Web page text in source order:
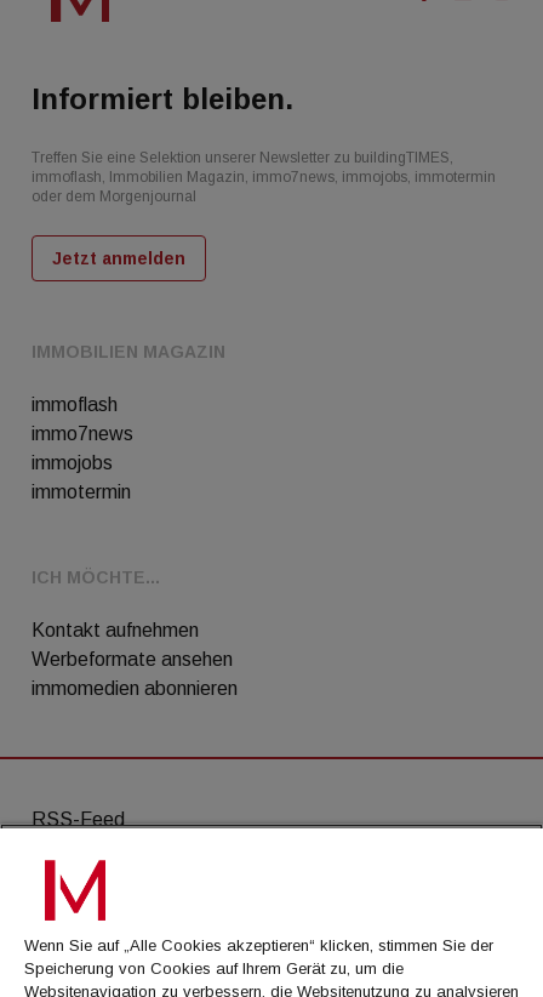
IMMOBILIEN MAGAZIN
immoflash
immo7news
immojobs
immotermin
ICH MÖCHTE...
Kontakt aufnehmen
Werbeformate ansehen
immomedien abonnieren
Informiert bleiben.
Treffen Sie eine Selektion unserer Newsletter zu buildingTIMES,
immoflash, Immobilien Magazin, immo7news, immojobs, immotermin
oder dem Morgenjournal
Jetzt anmelden
RSS-Feed
AGB
Datenschutz
Kontakt
Wenn Sie auf „Alle Cookies akzeptieren“ klicken, stimmen Sie der
Speicherung von Cookies auf Ihrem Gerät zu, um die
Websitenavigation zu verbessern, die Websitenutzung zu analysieren